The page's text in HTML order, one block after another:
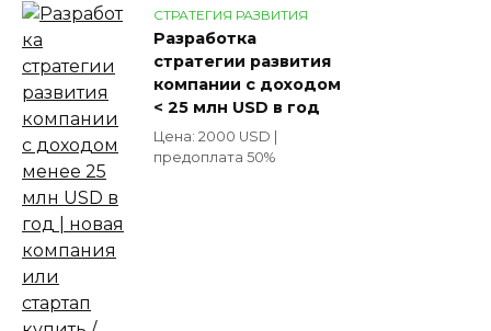
СТРАТЕГИЯ РАЗВИТИЯ
Разработка
стратегии развития
компании с доходом
< 25 млн USD в год
Цена: 2000 USD |
предоплата 50%